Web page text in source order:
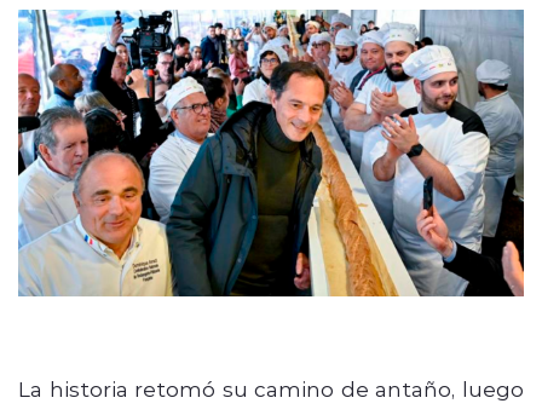
modo claro
La historia retomó su camino de antaño, luego